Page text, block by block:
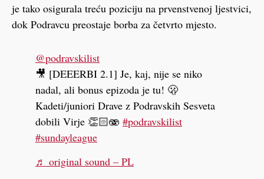
je tako osigurala treću poziciju na prvenstvenoj ljestvici,
dok Podravcu preostaje borba za četvrto mjesto.
@podravskilist
🎥 [DEEERBI 2.1] Je, kaj, nije se niko
nadal, ali bonus epizoda je tu! 🫢
Kadeti/juniori Drave z Podravskih Sesveta
dobili Virje 👏🏻🫨 #podravskilist
#sundayleague
♬ original sound – PL